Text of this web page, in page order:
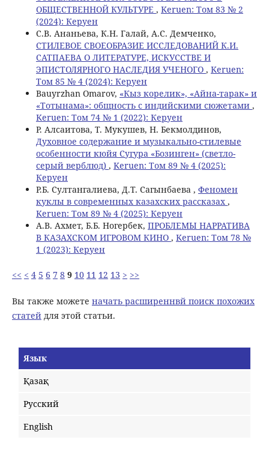
ОБЩЕСТВЕННОЙ КУЛЬТУРЕ , Keruen: Том 83 № 2
(2024): Керуен
С.В. Ананьева, К.Н. Галай, А.С. Демченко,
СТИЛЕВОЕ СВОЕОБРАЗИЕ ИССЛЕДОВАНИЙ К.И.
САТПАЕВА О ЛИТЕРАТУРЕ, ИСКУССТВЕ И
ЭПИСТОЛЯРНОГО НАСЛЕДИЯ УЧЕНОГО , Keruen:
Том 85 № 4 (2024): Керуен
Bauyrzhan Omarov, «Кыз корелик», «Айна-тарак» и
«Тотынама»: общность с индийскими сюжетами ,
Keruen: Том 74 № 1 (2022): Керуен
Р. Алсаитова, T. Мукушев, Н. Бекмолдинов,
Духовное содержание и музыкально-стилевые
особенности кюйя Сугура «Бозинген» (светло-
серый верблюд) , Keruen: Том 89 № 4 (2025):
Керуен
Р.Б. Султангалиева, Д.Т. Сагынбаева , Феномен
куклы в современных казахских рассказах ,
Keruen: Том 89 № 4 (2025): Керуен
A.B. Ахмет, Б.Б. Ногербек, ПРОБЛЕМЫ НАРРАТИВА
В КАЗАХСКОМ ИГРОВОМ КИНО , Keruen: Том 78 №
1 (2023): Керуен
<< < 4 5 6 7 8 9 10 11 12 13 > >>
Вы также можете начать расширеннвй поиск похожих
статейдля этой статьи.
Язык
Қазақ
Русский
English